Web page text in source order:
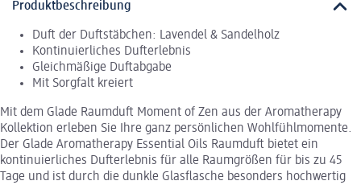
Produktbeschreibung
Duft der Duftstäbchen: Lavendel & Sandelholz
Kontinuierliches Dufterlebnis
Gleichmäßige Duftabgabe
Mit Sorgfalt kreiert
Mit dem Glade Raumduft Moment of Zen aus der Aromatherapy
Kollektion erleben Sie Ihre ganz persönlichen Wohlfühlmomente.
Der Glade Aromatherapy Essential Oils Raumduft bietet ein
kontinuierliches Dufterlebnis für alle Raumgrößen für bis zu 45
Tage und ist durch die dunkle Glasflasche besonders hochwertig